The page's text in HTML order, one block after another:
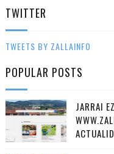
TWITTER
TWEETS BY ZALLAINFO
POPULAR POSTS
JARRAI